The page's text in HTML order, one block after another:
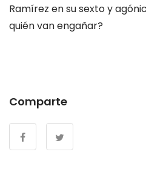
Ramírez en su sexto y
quién van engañar?
Comparte